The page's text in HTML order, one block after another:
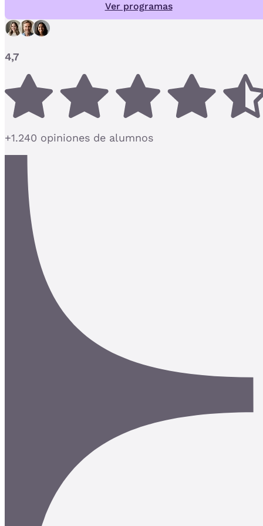
Ver programas
4,7
+1.240 opiniones de alumnos